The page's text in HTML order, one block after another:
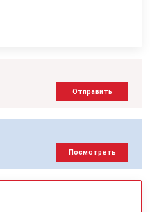
Отправить
Посмотреть